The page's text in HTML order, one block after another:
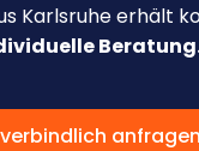
Karlsruhe erhält
anfragen